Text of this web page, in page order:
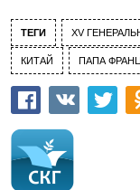
ТЕГИ XV
КИТАЙ ПАПА